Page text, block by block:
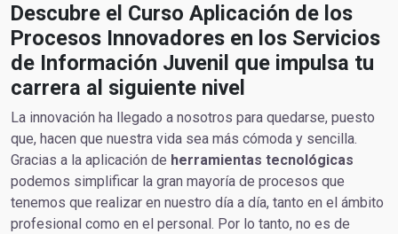
Descubre el Curso Aplicación de los
Procesos Innovadores en los Servicios
de Información Juvenil que impulsa tu
carrera al siguiente nivel
La innovación ha llegado a nosotros para quedarse, puesto
que, hacen que nuestra vida sea más cómoda y sencilla.
Gracias a la aplicación de herramientas tecnológicas
podemos simplificar la gran mayoría de procesos que
tenemos que realizar en nuestro día a día, tanto en el ámbito
profesional como en el personal. Por lo tanto, no es de